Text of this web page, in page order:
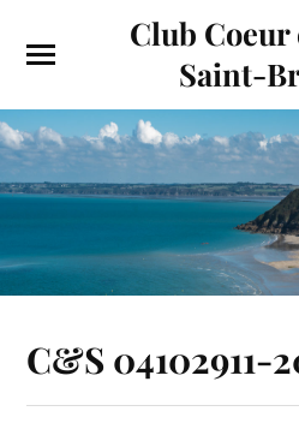
Club Coeur
Saint-
C&S 04102911-